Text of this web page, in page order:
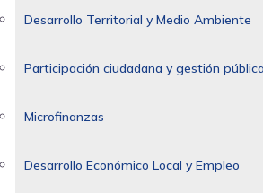
Desarrollo Territorial y Medio Ambiente
Participación ciudadana y gestión pública
Microfinanzas
Desarrollo Económico Local y Empleo